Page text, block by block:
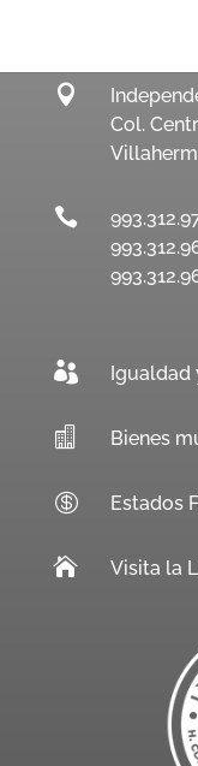

Col.

 Igualdad
 Bienes
 Estados
 Visita la